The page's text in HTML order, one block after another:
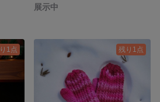
展示中
1点 残り1点